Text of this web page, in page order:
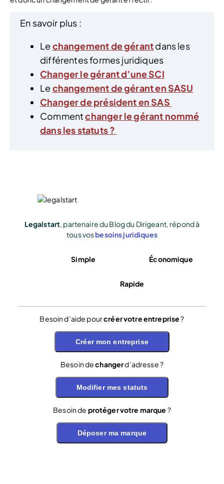
En savoir plus :
Le changement de gérantdans les
différentes formes juridiques
Changer le gérant d’une SCI
Le changement de gérant en SASU
Changer de président en SAS
Commentchanger le gérant nommé
dans les statuts ?
Legalstart, partenaire du Blog du Dirigeant, répond à
tous vosbesoins juridiques
Simple Économique
Rapide
Besoin d’aide pourcréer votre entreprise?
Créer mon entreprise
Besoin dechangerd’adresse ?
Modifier mes statuts
Besoin de protéger votre marque ?
Déposer ma marque